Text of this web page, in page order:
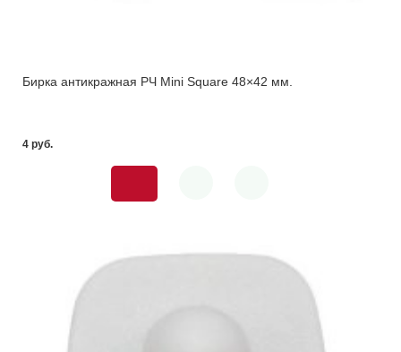
Бирка антикражная РЧ Mini Square 48×42 мм.
4 pуб.